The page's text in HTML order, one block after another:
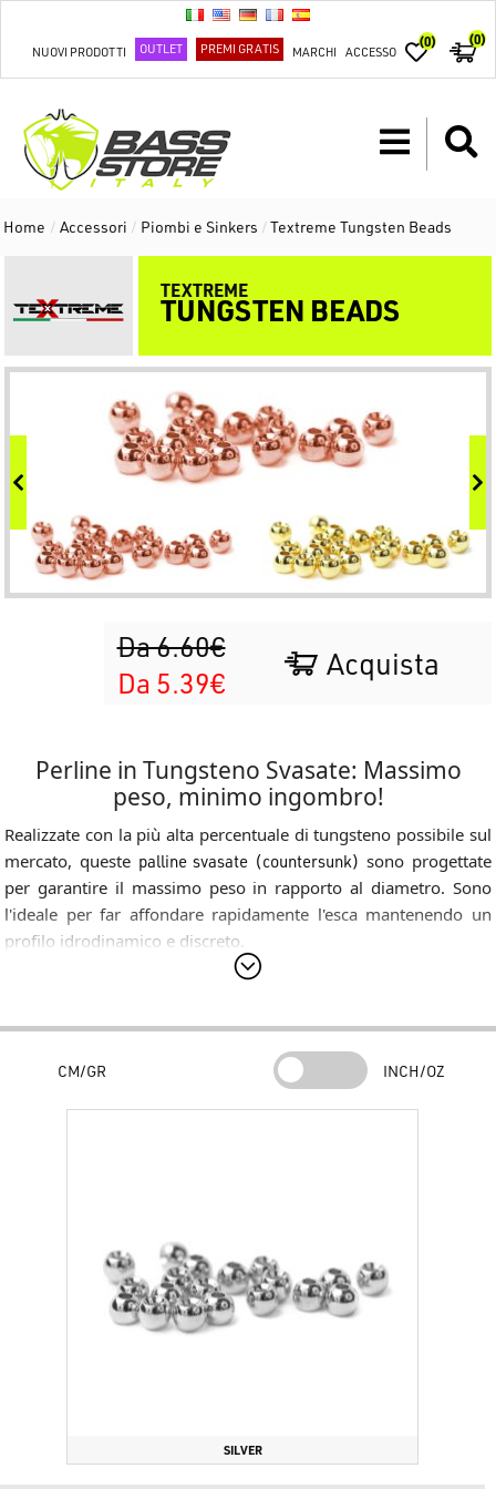
NUOVI PRODOTTI OUTLET PREMI GRATIS MARCHI ACCESSO
(0) (0)
Home / Accessori / Piombi e Sinkers /Textreme Tungsten Beads
TEXTREME
TUNGSTEN BEADS
Da 6.60€
Da 5.39€
Acquista
Perline in Tungsteno Svasate: Massimo
peso, minimo ingombro!
Realizzate con la più alta percentuale di tungsteno possibile sul
mercato, queste palline svasate (countersunk) sono progettate
per garantire il massimo peso in rapporto al diametro. Sono
l'ideale per far affondare rapidamente l'esca mantenendo un
profilo idrodinamico e discreto.
Caratteristiche Principali
Finitura Durevole:
Colorazione resistente all'usura e
all'acqua.
pesca a mosca ed a spinning.
Riepilogo del Prodotto
Caratteristiche specifiche:Perline in tungsteno ad alta densità
CM/GR INCH/OZ
SILVER